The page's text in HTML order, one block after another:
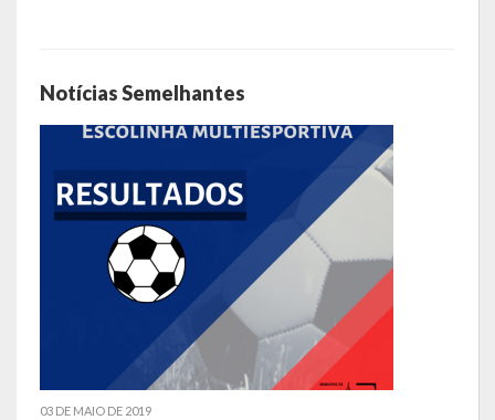
Publicações
Planos
Publicações Oficiais
Contas – TCE
Notícias Semelhantes
03 DE MAIO DE 2019